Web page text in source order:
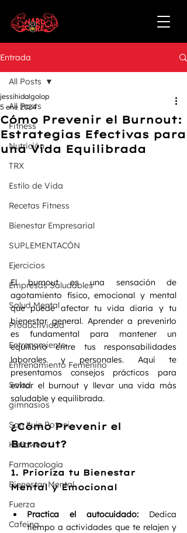
Entrada
All Posts
Fitness
Nutrición
TRX
Estilo de Vida
Recetas Fitness
Bienestar Empresarial
SUPLEMENTACÓN
Ejercicios
Empresas Saludables
Salud Mental
Productividad
Entrenamiento
Entrenamiento Femenino
Salud
gimnasios
San Luis Potosi
Halloween
Farmacología
Bienestar Mental
Fuerza
Cafeina
All Posts
Cómo Prevenir el Burnout:
Estrategias Efectivas para
una Vida Equilibrada
jessihidalgolop
5 ene 2024
El burnout es una sensación de
agotamiento físico, emocional y mental
que puede afectar tu vida diaria y tu
bienestar general. Aprender a prevenirlo
es fundamental para mantener un
equilibrio entre tus responsabilidades
laborales y personales. Aquí te
presentamos consejos prácticos para
evitar el burnout y llevar una vida más
saludable y equilibrada.
¿Cómo Prevenir el
Burnout?
1. Prioriza tu Bienestar
Mental y Emocional
Practica el autocuidado: Dedica
tiempo a actividades que te relajen y